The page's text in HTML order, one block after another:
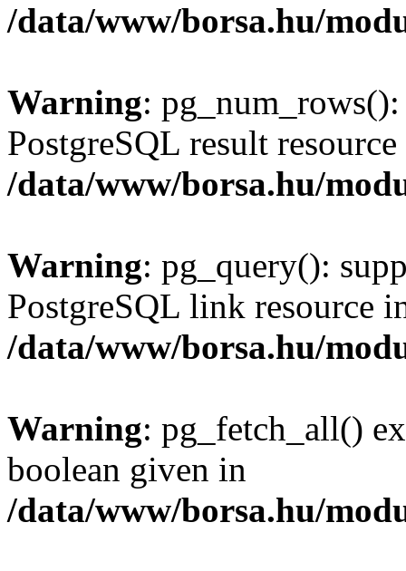
/data/www/borsa.hu/
Warning:
PostgreSQL result
/data/www/borsa.hu/
Warning: pg_query():
PostgreSQL link resource
/data/www/borsa.hu/
Warning: pg_fetch_all()
boolean given in
/data/www/borsa.hu/